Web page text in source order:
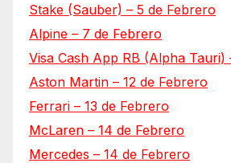
Stake (Sauber) – 5 de Febrero
Alpine – 7 de Febrero
Visa Cash App RB (Alpha Tauri)
Aston Martin – 12 de Febrero
Ferrari – 13 de Febrero
McLaren – 14 de Febrero
Mercedes – 14 de Febrero